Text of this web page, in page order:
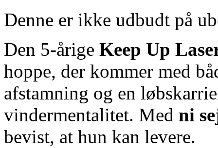
Denne er ikke udbudt på
Den 5‑årige Keep Up
hoppe, der kommer med
afstamning og en
vindermentalitet. Med ni
bevist, at hun kan levere.